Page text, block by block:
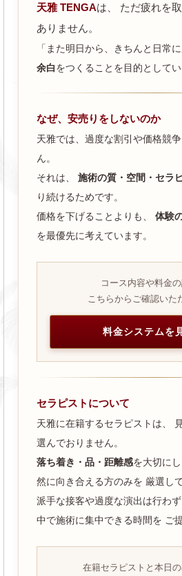
天雅 TENGAは、 ただ疲れを
ありません。
「また明日から、きちんと日常
余白をつくることを目的としてい
なぜ、安売りをしないのか
天雅では、過度な割引や価格競
ん。
それは、 施術の質・空間・セラ
り続けるためです。
価格を下げることよりも、 体験
を最優先に考えています。
コース内容や料金
こちらからご確認いた
料金システムを
セラピストについて
天雅に在籍するセラピストは、
選んでおりません。
落ち着き・品・距離感を大切に
然に向き合える方のみを 厳選し
派手な接客や過度な演出は行わ
中で施術に集中できる時間を ご
在籍セラピストと本日